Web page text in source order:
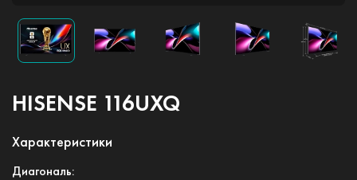
HISENSE 116UXQ
Характеристики
Диагональ: